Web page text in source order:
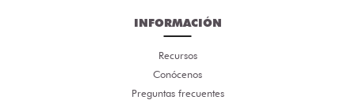
INFORMACIÓN
Recursos
Conócenos
Preguntas frecuentes